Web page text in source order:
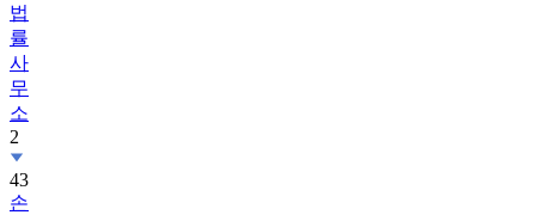
법
률
사
무
소
2
43
손